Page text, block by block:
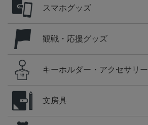
スマホグッズ
観戦・応援グッズ
キーホルダー・アクセサリー
文房具